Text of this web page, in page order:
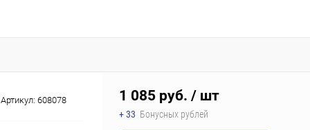
Артикул: 608078 1 085 руб. / шт
+ 33 Бонусных рублей